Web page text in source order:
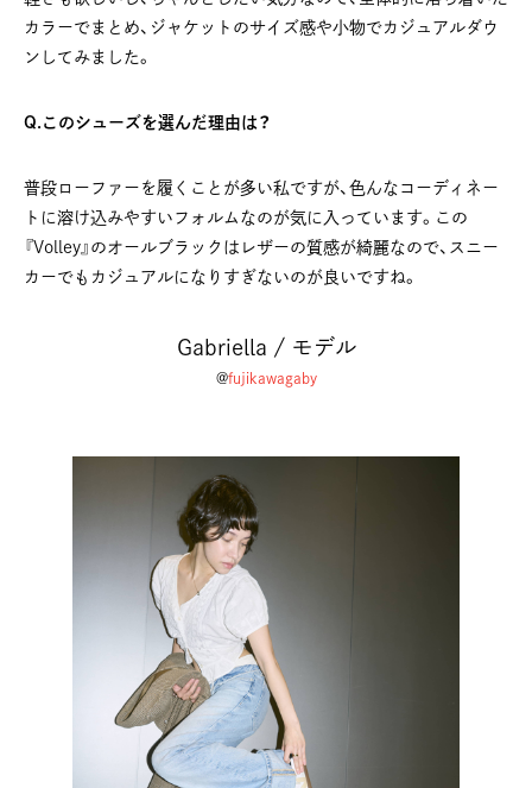
カラーでまとめ、ジャケットのサイズ感や小物でカジュアルダウ
ンしてみました。
Q.このシューズを選んだ理由は？
普段ローファーを履くことが多い私ですが、色んなコーディネー
トに溶け込みやすいフォルムなのが気に入っています。この
『Volley』のオールブラックはレザーの質感が綺麗なので、スニー
カーでもカジュアルになりすぎないのが良いですね。
Gabriella / モデル
@fujikawagaby